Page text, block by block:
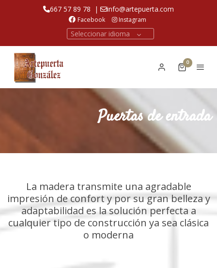
667 57 89 78 | info@artepuerta.com
Facebook Instagram
Seleccionar idioma
0
Puertas de entrada
La madera transmite una agradable
impresión de confort y por su gran belleza y
adaptabilidad es la solución perfecta a
cualquier tipo de construcción ya sea clásica
o moderna